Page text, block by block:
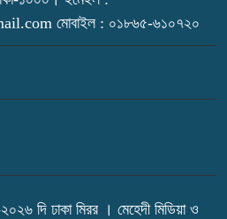
মোবাইল : ০১৮৬৫-৬১০৭২০
দি ঢাকা মিরর । মেহেদী মিডিয়া ও